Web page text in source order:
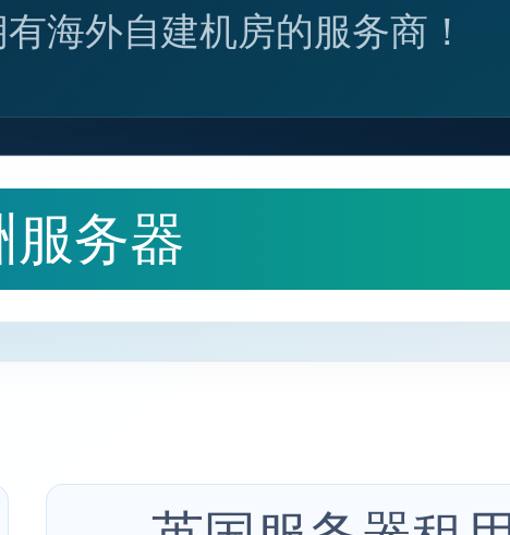
海外自建机房的服务商！
服务器